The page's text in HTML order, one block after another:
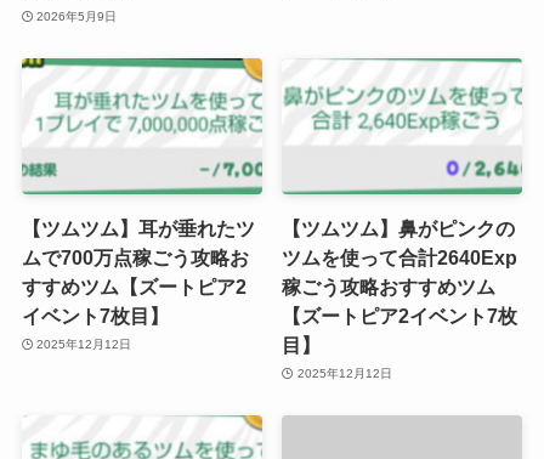
2026年5月9日
【ツムツム】耳が垂れたツ
ムで700万点稼ごう攻略お
すすめツム【ズートピア2
イベント7枚目】
2025年12月12日
【ツムツム】鼻がピンクの
ツムを使って合計2640Exp
稼ごう攻略おすすめツム
【ズートピア2イベント7枚
目】
2025年12月12日